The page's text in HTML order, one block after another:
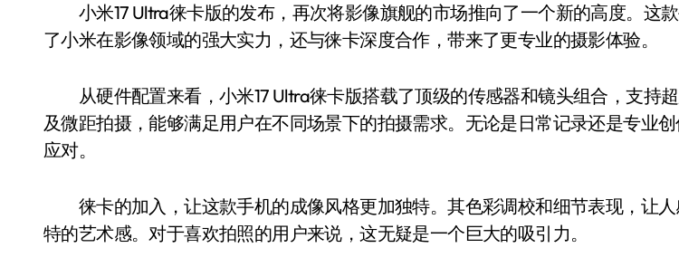
小米17 Ultra徕卡版的发布，再次将影像旗舰的市场推向了一个新的高度。这
了小米在影像领域的强大实力，还与徕卡深度合作，带来了更专业的摄影体验。
从硬件配置来看，小米17 Ultra徕卡版搭载了顶级的传感器和镜头组合，支持
及微距拍摄，能够满足用户在不同场景下的拍摄需求。无论是日常记录还是专业
应对。
徕卡的加入，让这款手机的成像风格更加独特。其色彩调校和细节表现，让人
特的艺术感。对于喜欢拍照的用户来说，这无疑是一个巨大的吸引力。